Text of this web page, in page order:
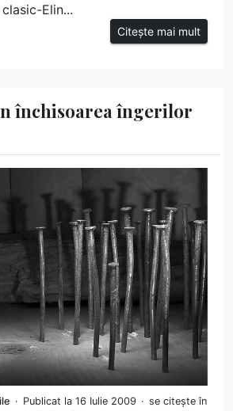
Elin...
Citește mai mult
închisoarea îngerilor
Publicat la 16 Iulie 2009
se citește în